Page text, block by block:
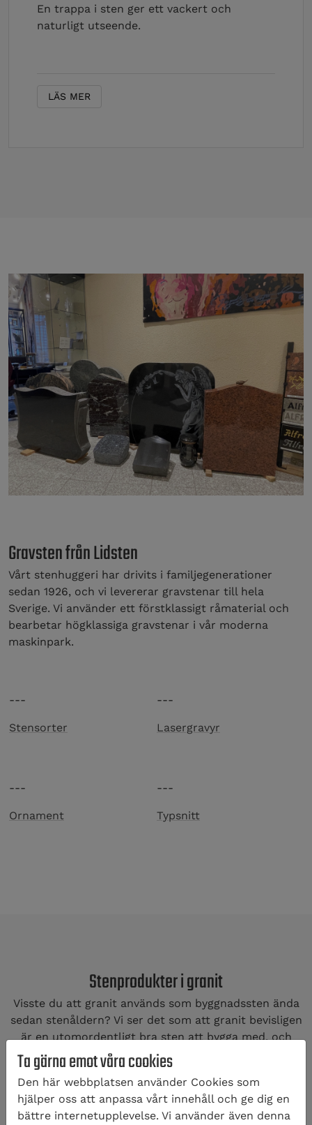
En trappa i sten ger ett vackert och
naturligt utseende.
LÄS MER
Gravsten från Lidsten
Vårt stenhuggeri har drivits i familjegenerationer
sedan 1926, och vi levererar gravstenar till hela
Sverige. Vi använder ett förstklassigt råmaterial och
bearbetar högklassiga gravstenar i vår moderna
maskinpark.
---
Stensorter
---
Lasergravyr
---
Ornament
---
Typsnitt
Stenprodukter i granit
Visste du att granit används som byggnadssten ända
sedan stenåldern? Vi ser det som att granit bevisligen
är en utomordentligt bra sten att bygga med, och
vårt stenhuggeri har därför specialiserat oss på att
producera och leverera byggnadssten av granit i
högsta kvalitet.
Vi lagar köksbänkar, bordskivor, bänkskivor og
Ta gärna emot våra cookies
Den här webbplatsen använder Cookies som
hjälper oss att anpassa vårt innehåll och ge dig en
bättre internetupplevelse. Vi använder även denna